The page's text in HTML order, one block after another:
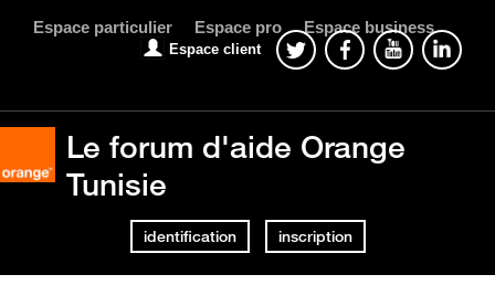
Espace particulier Espace pro Espace business
Espace client
Le forum d'aide Orange
Tunisie
identification inscription